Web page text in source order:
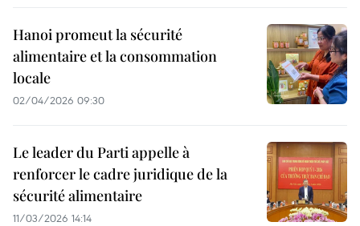
Hanoi promeut la sécurité
alimentaire et la consommation
locale
02/04/2026 09:30
Le leader du Parti appelle à
renforcer le cadre juridique de la
sécurité alimentaire
11/03/2026 14:14